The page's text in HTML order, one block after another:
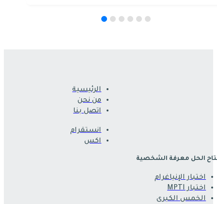
الرئيسية
من نحن
اتصل بنا
انستقرام
اكس
الحل معرفة الشخصية
اختبار الإنياغرام
اختبار MPTI
الخمس الكبرى